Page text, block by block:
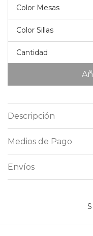
Color Mesas
Color Sillas
Cantidad
Descripción
Medios de Pago
Envíos